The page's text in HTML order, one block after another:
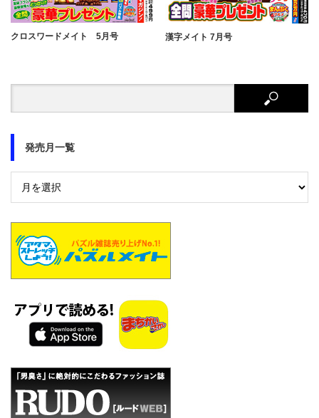
クロスワードメイト 5月号 漢字メイト 7月号
発売月一覧